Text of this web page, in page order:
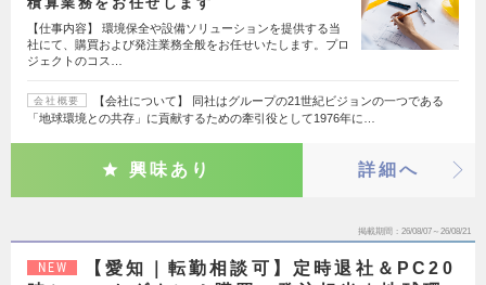
【仕事内容】 環境保全や設備ソリューションを提供する当
社にて、購買および発注業務全般をお任せいたします。プロ
ジェクトのコス…
会社概要
【会社について】 同社はグループの21世紀ビジョンの一つである
「地球環境との共存」に貢献するための牽引役として1976年に…
興味あり 詳細へ
掲載期間 26/08/07～26/08/21
NEW
【愛知｜転勤相談可】定時退社＆PC20